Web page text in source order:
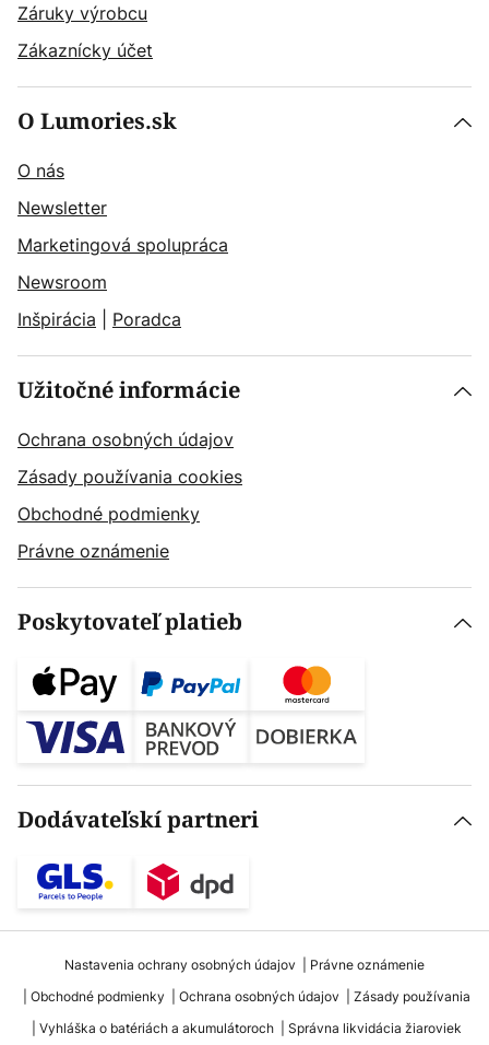
Záruky výrobcu
Zákaznícky účet
O Lumories.sk
O nás
Newsletter
Marketingová spolupráca
Newsroom
Inšpirácia
Poradca
Užitočné informácie
Ochrana osobných údajov
Zásady používania cookies
Obchodné podmienky
Právne oznámenie
Poskytovateľ platieb
Dodávateľskí partneri
Nastavenia ochrany osobných údajov
Právne oznámenie
Obchodné podmienky
Ochrana osobných údajov
Zásady používania
Vyhláška o batériách a akumulátoroch
Správna likvidácia žiaroviek